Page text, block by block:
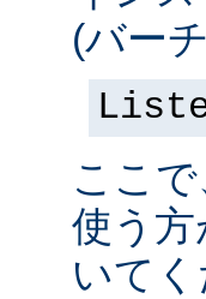
(バー
ここ
使う
いて